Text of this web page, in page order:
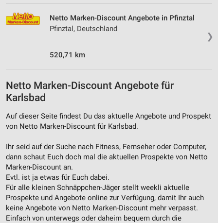
❯
Netto Marken-Discount Angebote in Pfinztal
Pfinztal, Deutschland
520,71 km
Netto Marken-Discount Angebote für
Karlsbad
Auf dieser Seite findest Du das aktuelle Angebote und Prospekt
von Netto Marken-Discount für Karlsbad.
Ihr seid auf der Suche nach Fitness, Fernseher oder Computer,
dann schaut Euch doch mal die aktuellen Prospekte von Netto
Marken-Discount an.
Evtl. ist ja etwas für Euch dabei.
Für alle kleinen Schnäppchen-Jäger stellt weekli aktuelle
Prospekte und Angebote online zur Verfügung, damit Ihr auch
keine Angebote von Netto Marken-Discount mehr verpasst.
Einfach von unterwegs oder daheim bequem durch die